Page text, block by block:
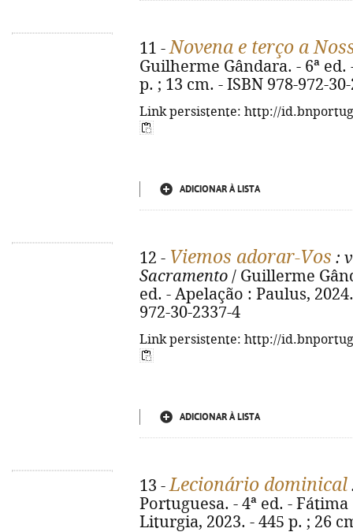
11 -Novena e terço a
Guilherme Gândara. - 6ª ed.
p. ; 13 cm. - ISBN 978-972-
Link persistente: http://
ADICIONAR À LISTA
12 - Viemos adorar-Vos :
Sacramento / Guillerme
ed. - Apelação : Paulus,
972-30-2337-4
Link persistente: http://
ADICIONAR À LISTA
13 -Lecionário dominical
Portuguesa. - 4ª ed. -
Liturgia, 2023. - 445 p. ; 26